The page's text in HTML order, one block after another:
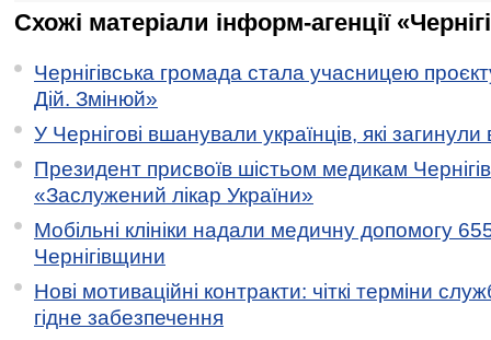
Схожі матеріали інформ-агенції
Чернігівська громада стала учасницею
Дій. Змінюй»
У Чернігові вшанували українців, які загинули
Президент присвоїв шістьом медикам
«Заслужений лікар України»
Мобільні клініки надали медичну допомогу
Чернігівщини
Нові мотиваційні контракти: чіткі терміни
гідне забезпечення